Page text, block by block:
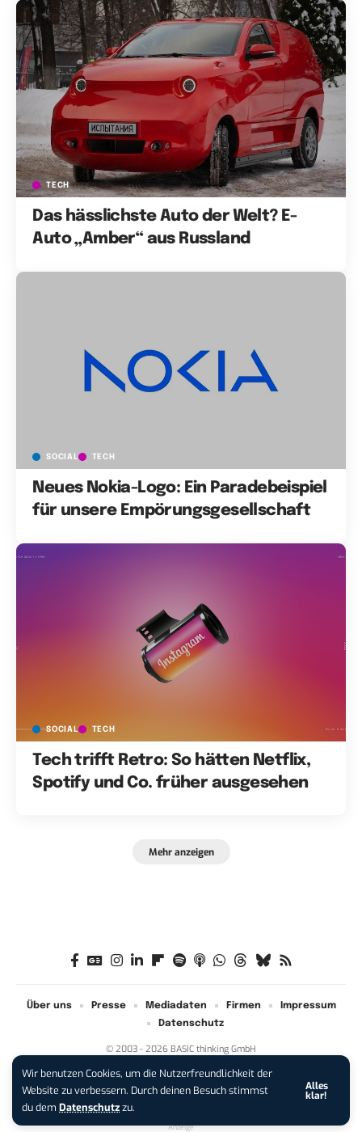
Wir benutzen Cookies, um die Nutzerfreundlichkeit der
Website zu verbessern. Durch deinen Besuch stimmst
du dem Datenschutzzu.
Alles
klar!
TECH
Das hässlichste Auto der Welt? E-
Auto „Amber“ aus Russland
SOCIAL TECH
Neues Nokia-Logo: Ein Paradebeispiel
für unsere Empörungsgesellschaft
SOCIAL TECH
Tech trifft Retro: So hätten Netflix,
Spotify und Co. früher ausgesehen
Mehr anzeigen
© 2003 - 2026 BASIC thinking GmbH
Über uns Presse Mediadaten Firmen
Impressum
Datenschutz
iPhone 17 Pro sichern:Für 1 € +
200 € Hardware-Bonus!
Anzeige